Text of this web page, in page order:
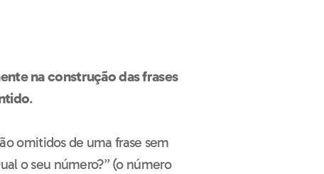
naconstrução das frases
.
omitidos de uma frase sem
o seu número?” (o número